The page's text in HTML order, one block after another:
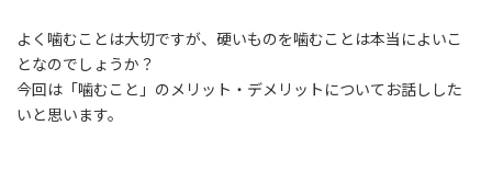
日
:
よく噛むことは大切ですが、硬いものを噛むことは本当によいこ
となのでしょうか？
今回は「噛むこと」のメリット・デメリットについてお話しした
いと思います。